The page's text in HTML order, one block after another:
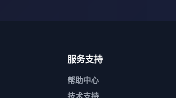
服务支持
帮助中心
技术支持